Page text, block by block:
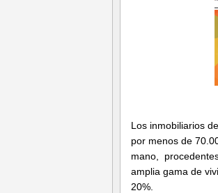
Los inmobiliarios de
por menos de
mano,
amplia gama de
20%.